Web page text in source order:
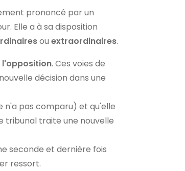
prononcé par un
Elle a à sa disposition
ou extraordinaires.
l'opposition. Ces voies de
décision dans une
n'a pas comparu) et qu'elle
tribunal traite une nouvelle
seconde et dernière fois
ressort.